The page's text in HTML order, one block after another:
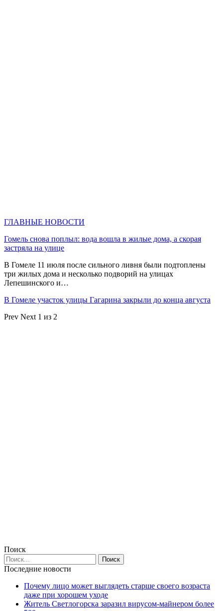
ГЛАВНЫЕ НОВОСТИ
Гомель снова поплыл: вода вошла в жилые дома, а скорая
застряла на улице
В Гомеле 11 июля после сильного ливня были подтоплены
три жилых дома и несколько подворий на улицах
Лепешинского и…
В Гомеле участок улицы Гагарина закрыли до конца августа
Prev Next 1 из 2
Поиск
Последние новости
Почему лицо может выглядеть старше своего возраста
даже при хорошем уходе
Житель Светлогорска заразил вирусом-майнером более